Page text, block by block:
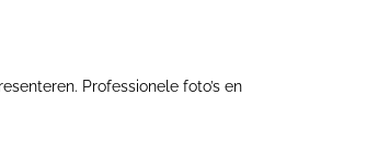
Professionele foto’s en